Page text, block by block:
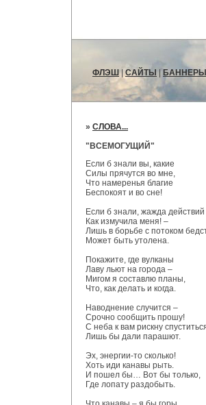
ФЛЭШ| САЙТЫ | БАННЕРЫ
» СЛОВА...
"ВСЕМОГУЩИЙ"
Если б знали вы, какие
Силы прячутся во мне,
Что намеренья благие
Беспокоят и во сне!
Если б знали, жажда действий
Как измучила меня! –
Лишь в борьбе с потоком
Может быть утолена.
Покажите, где вулканы
Лаву льют на города –
Мигом я составлю планы,
Что, как делать и когда.
Наводнение случится –
Срочно сообщить прошу!
С неба к вам рискну
Лишь бы дали парашют.
Эх, энергии-то сколько!
Хоть иди канавы рыть.
И пошел бы… Вот бы только,
Где лопату раздобыть.